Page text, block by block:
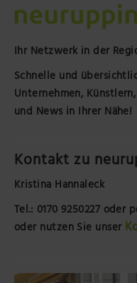
Ihr Netzwerk in der
Schnelle und
Unternehmen,
und News in Ihrer Nähe!
Kontakt zu
Kristina Hannaleck
Tel.: 0170 9250227 oder
oder nutzen Sie unser